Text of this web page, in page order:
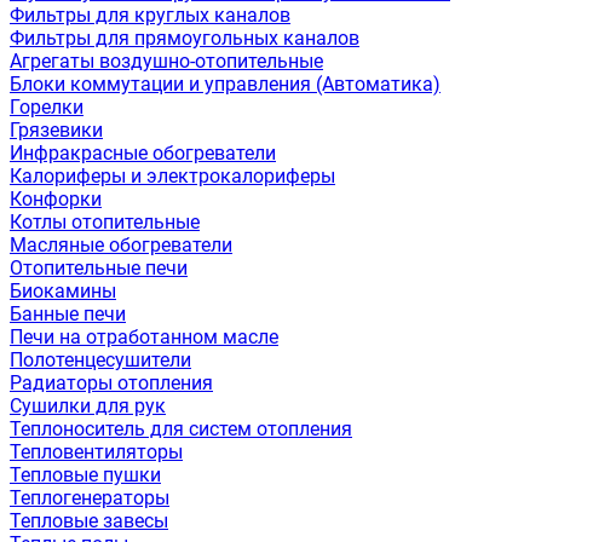
Фильтры для круглых каналов
Фильтры для прямоугольных каналов
Агрегаты воздушно-отопительные
Блоки коммутации и управления (Автоматика)
Горелки
Грязевики
Инфракрасные обогреватели
Калориферы и электрокалориферы
Конфорки
Котлы отопительные
Масляные обогреватели
Отопительные печи
Биокамины
Банные печи
Печи на отработанном масле
Полотенцесушители
Радиаторы отопления
Сушилки для рук
Теплоноситель для систем отопления
Тепловентиляторы
Тепловые пушки
Теплогенераторы
Тепловые завесы